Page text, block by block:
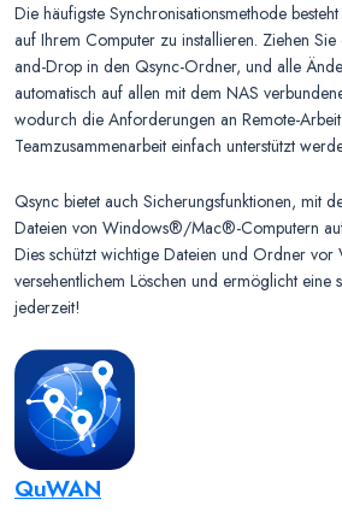
Die häufigste Synchronisationsmethode
auf Ihrem Computer zu installieren. Ziehen
and-Drop in den Qsync-Ordner, und alle
automatisch auf allen mit dem NAS
wodurch die Anforderungen an Remote-
Teamzusammenarbeit einfach unterstützt
Qsync bietet auch Sicherungsfunktionen, mit
Dateien von Windows®/Mac®-Computern
Dies schützt wichtige Dateien und Ordner vor
versehentlichem Löschen und ermöglicht eine
jederzeit!
QuWAN